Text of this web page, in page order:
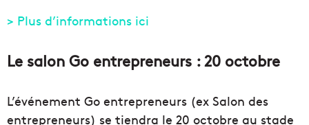
> Plus d’informations ici
Le salon Go entrepreneurs : 20 octobre
L’événement Go entrepreneurs (ex Salon des
entrepreneurs) se tiendra le 20 octobre au stade